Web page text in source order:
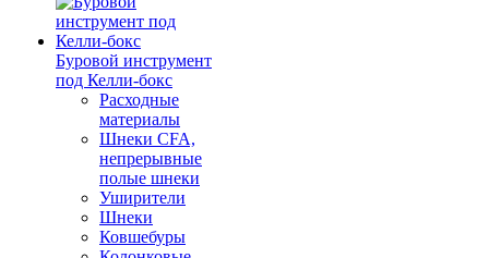
Буровой инструмент
под Келли-бокс
Расходные
материалы
Шнеки CFA,
непрерывные
полые шнеки
Уширители
Шнеки
Ковшебуры